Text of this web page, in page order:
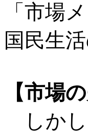
「市場
国民生
【市場
しかし